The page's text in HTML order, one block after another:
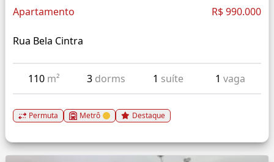
Apartamento R$ 990.000
Rua Bela Cintra
110 m² 3 dorms 1 suíte 1 vaga
Permuta Metrô Destaque